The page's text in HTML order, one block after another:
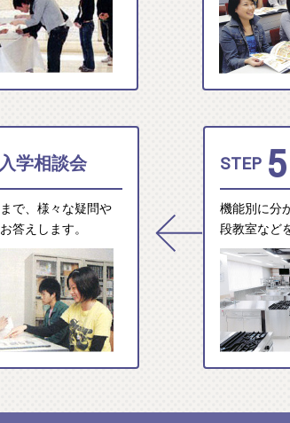
STEP 5
機能別に分
段教室など
入学相談会
で、様々な疑問や
答えします。